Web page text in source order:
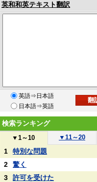
英和和英テキスト翻訳
英語⇒日本語
日本語⇒英語
検索ランキング
▼ 1～10 ▼ 11～20
1
特別な問題
2
驚く
3
許可を受けた